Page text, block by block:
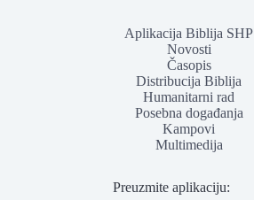
Aplikacija Biblija SHP
Novosti
Časopis
Distribucija Biblija
Humanitarni rad
Posebna događanja
Kampovi
Multimedija
Preuzmite aplikaciju: